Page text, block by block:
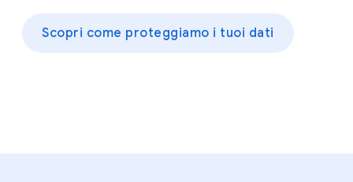
Scopri come proteggiamo i tuoi dati